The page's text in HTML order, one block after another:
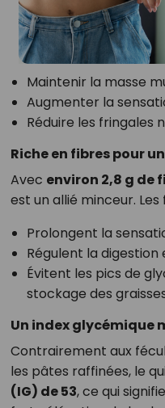
Maintenir la masse
Augmenter la
Réduire les fringales
Riche en fibres pour
Avec environ 2,8 g de
est un allié minceur. Les
Prolongent la
Régulent la
Évitent les pics de
stockage des
Un index glycémique
Contrairement aux
les pâtes raffinées, le
(IG) de 53, ce qui